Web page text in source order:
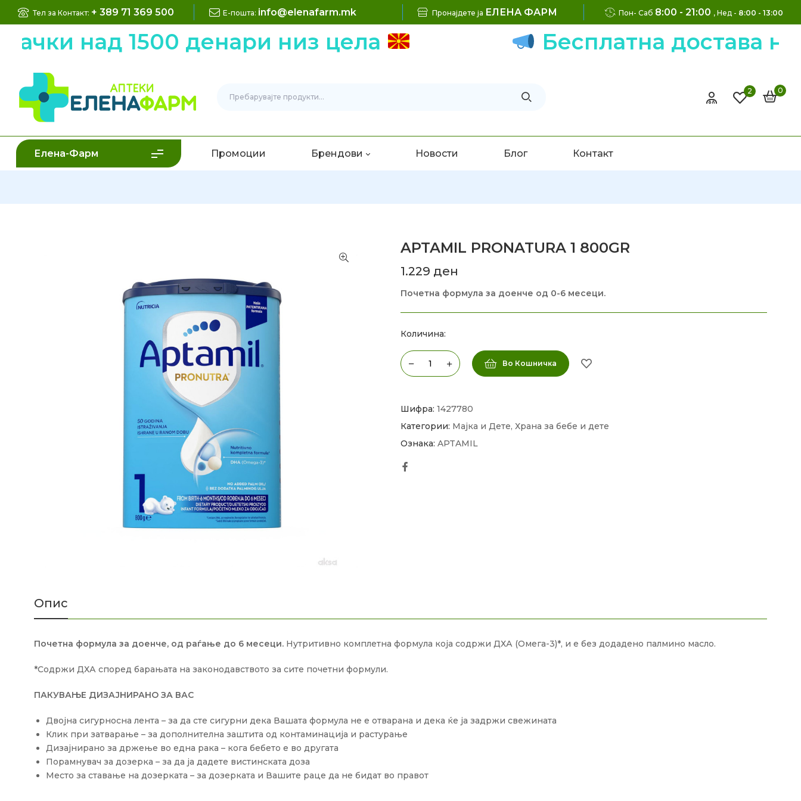
Тел за Контакт: + 389 71 369 500 Е-пошта: info@elenafarm.mk Пронајдете ја ЕЛЕНА ФАРМ Пон- Саб 8:00 - 21:00 , Нед - 8:00 - 13:00
над 1500 денари низ цела Бесплатна достава на
2 0
Елена-Фарм Промоции Брендови Новости Блог Контакт
APTAMIL PRONATURA 1 800GR
1.229 ден
Почетна формула за доенче од 0-6 месеци.
Количина:
Во Кошничка
Шифра: 1427780
Категории: Мајка и Дете, Храна за бебе и дете
Ознака: APTAMIL
Опис
Почетна формула за доенче, од раѓање до 6 месеци. Нутритивно комплетна формула која содржи ДХА (Омега-3)*, и е без додадено палмино масло.
*Содржи ДХА според барањата на законодавството за сите почетни формули.
ПАКУВАЊЕ ДИЗАЈНИРАНО ЗА ВАС
Двојна сигурносна лента – за да сте сигурни дека Вашата формула не е отварана и дека ќе ја задржи свежината
Клик при затварање – за дополнителна заштита од контаминација и растурање
Дизајнирано за држење во една рака – кога бебето е во другата
Порамнувач за дозерка – за да ја дадете вистинската доза
Место за ставање на дозерката – за дозерката и Вашите раце да не бидат во правот